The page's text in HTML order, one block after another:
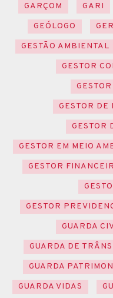
GARÇOM
GARI
GEÓLOGO
GESTÃO AMBIENTAL
GESTOR
GESTOR DE
GESTOR
GESTOR EM MEIO
GESTOR
GESTOR
GUARDA
GUARDA DE
GUARDA
GUARDA VIDAS